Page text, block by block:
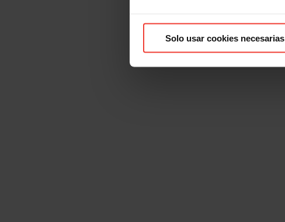
Solo usar cookies necesarias